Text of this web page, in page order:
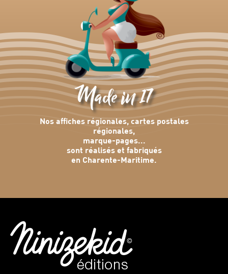
Made in 17
Nos affiches régionales, cartes postales
régionales,
marque-pages...
sont réalisés et fabriqués
en Charente-Maritime.